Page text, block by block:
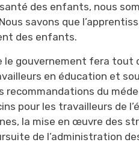
des enfants, nous
savons que
des enfants.
le gouvernement fera tout
en éducation et
recommandations du
pour les travailleurs de
la mise en œuvre des
de l’administration